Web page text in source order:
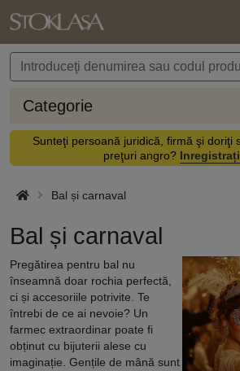
Categorie
Sunteţi persoană juridică, firmă şi doriţi
preţuri angro?
Bal și carnaval
Bal și carnaval
Pregătirea pentru bal nu
înseamnă doar rochia perfectă,
ci și accesoriile potrivite. Te
întrebi de ce ai nevoie? Un
farmec extraordinar poate fi
obținut cu bijuterii alese cu
imaginație. Gențile de mână sunt